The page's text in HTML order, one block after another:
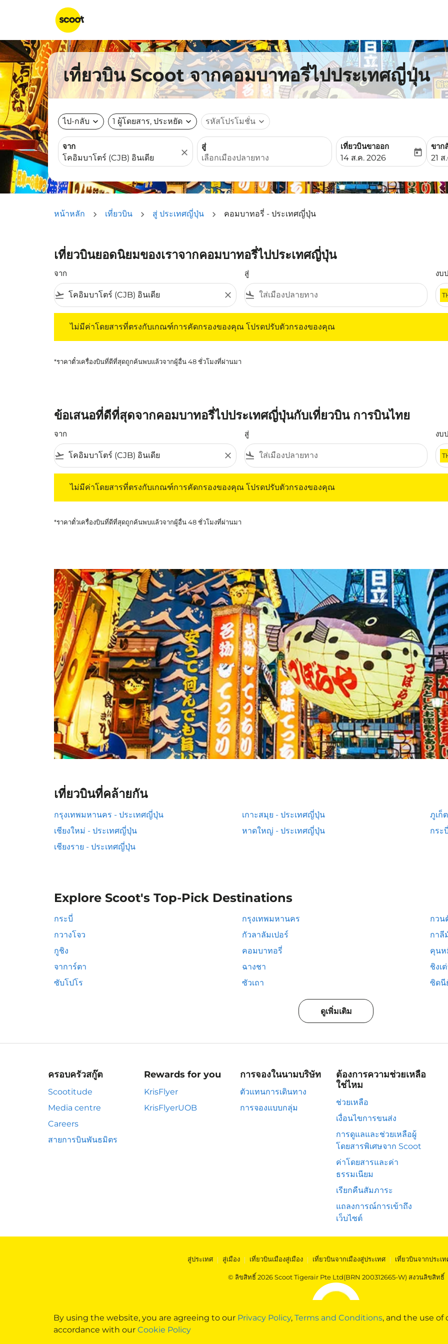
By using the website, you are agreeing to our Privacy Policy, Terms and Conditions, and the use of
accordance with our Cookie Policy
เที่ยวบิน Scoot จากคอมบาทอรี่ไปประเทศญี่ปุ่น
ไป-กลับ expand_more 1 ผู้โดยสาร, ประหยัด expand_more รหัสโปรโมชั่น expand_more
จาก
close
สู่
เที่ยวบินขาออก
fc-booking-departure-
14 ส.ค. 2026
today
ขาก
fc-
21
หน้าหลัก เที่ยวบิน สู่ ประเทศญี่ปุ่น คอมบาทอรี่ - ประเทศญี่ปุ่น
เที่ยวบินยอดนิยมของเราจากคอมบาทอรี่ไปประเทศญี่ปุ่น
จาก
flight_takeoff close
สู่
flight_land
งบ
ไม่มีค่าโดยสารที่ตรงกับเกณฑ์การคัดกรองของคุณ โปรดปรับตัวกรองของคุณ
*ราคาตั๋วเครื่องบินที่ดีที่สุดถูกค้นพบแล้วจากผู้อื่น 48 ชั่วโมงที่ผ่านมา
ข้อเสนอที่ดีที่สุดจากคอมบาทอรี่ไปประเทศญี่ปุ่นกับเที่ยวบิน การบินไทย
จาก
flight_takeoff close
สู่
flight_land
งบ
ไม่มีค่าโดยสารที่ตรงกับเกณฑ์การคัดกรองของคุณ โปรดปรับตัวกรองของคุณ
*ราคาตั๋วเครื่องบินที่ดีที่สุดถูกค้นพบแล้วจากผู้อื่น 48 ชั่วโมงที่ผ่านมา
เที่ยวบินที่คล้ายกัน
กรุงเทพมหานคร - ประเทศญี่ปุ่น เกาะสมุย - ประเทศญี่ปุ่น
ภูเก็
เชียงใหม่ - ประเทศญี่ปุ่น
หาดใหญ่ - ประเทศญี่ปุ่น
กระ
เชียงราย - ประเทศญี่ปุ่น
Explore Scoot's Top-Pick Destinations
กระบี่ กรุงเทพมหานคร
กวน
กวางโจว
กัวลาลัมเปอร์
กาลี
กูชิง
คอมบาทอรี่
คุนห
จาการ์ตา
ฉางชา
ชิงเ
ซับโปโร
ซัวเถา ซิดนี
ดูเพิ่มเติม
ครอบครัวสกู๊ต
Scootitude
Media centre
Careers
สายการบินพันธมิตร
Rewards for you
KrisFlyer
KrisFlyerUOB
การจองในนามบริษัท
ตัวแทนการเดินทาง
การจองแบบกลุ่ม
ต้องการความช่วยเหลือ
ใช่ไหม
ช่วยเหลือ
เงื่อนไขการขนส่ง
การดูแลและช่วยเหลือผู้
โดยสารพิเศษจาก Scoot
ค่าโดยสารและค่า
ธรรมเนียม
เรียกคืนสัมภาระ
แถลงการณ์การเข้าถึง
เว็บไซต์
สู่ประเทศ | สู่เมือง | เที่ยวบินเมืองสู่เมือง | เที่ยวบินจากเมืองสู่ประเทศ | เที่ยวบินจากประเท
© ลิขสิทธิ์ 2026 Scoot Tigerair Pte Ltd(BRN 200312665-W) สงวนลิขสิทธิ์